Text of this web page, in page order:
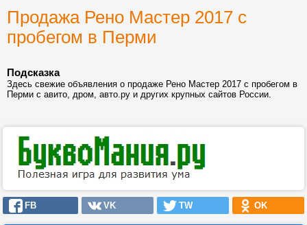
Продажа Рено Мастер 2017 с
пробегом в Перми
Подсказка
Здесь свежие объявления о продаже Рено Мастер 2017 с пробегом в
Перми с авито, дром, авто.ру и других крупных сайтов России.
FB VK TW OK